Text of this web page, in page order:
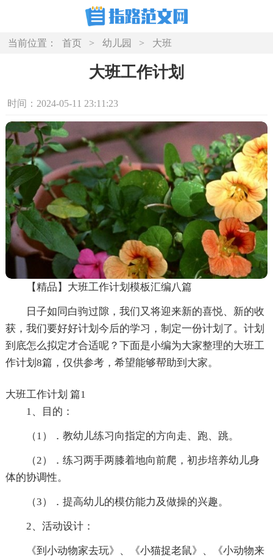
当前位置： 首页 > 幼儿园 > 大班
大班工作计划
时间：2024-05-11 23:11:23
【精品】大班工作计划模板汇编八篇
日子如同白驹过隙，我们又将迎来新的喜悦、新的收
获，我们要好好计划今后的学习，制定一份计划了。计划
到底怎么拟定才合适呢？下面是小编为大家整理的大班工
作计划8篇，仅供参考，希望能够帮助到大家。
大班工作计划 篇1
1、目的：
（1）．教幼儿练习向指定的方向走、跑、跳。
（2）．练习两手两膝着地向前爬，初步培养幼儿身
体的协调性。
（3）．提高幼儿的模仿能力及做操的兴趣。
2、活动设计：
《到小动物家去玩》、《小猫捉老鼠》、《小动物来